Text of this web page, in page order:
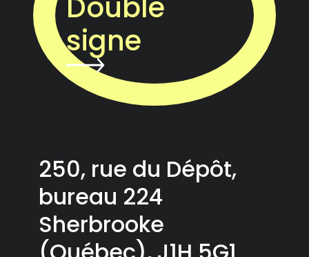
Double
signe
250, rue du Dépôt,
bureau 224
Sherbrooke